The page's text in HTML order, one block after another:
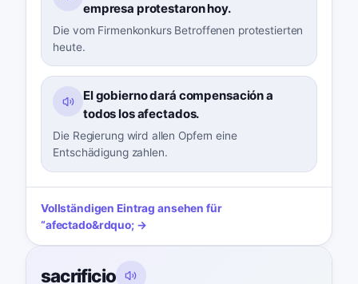
empresa protestaron hoy.
Die vom Firmenkonkurs Betroffenen protestierten
heute.
El gobierno dará compensación a
todos los afectados.
Die Regierung wird allen Opfern eine
Entschädigung zahlen.
Vollständigen Eintrag ansehen für
“afectado&rdquo; →
sacrificio